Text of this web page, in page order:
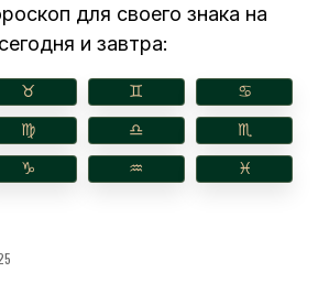
для своего знака на
сегодня и завтра:
♉︎ ♊︎ ♋︎
♍︎ ♎︎ ♏︎
♑︎ ♒︎ ♓︎